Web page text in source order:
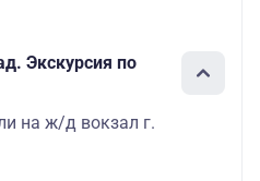
Экскурсия по
на ж/д вокзал г.